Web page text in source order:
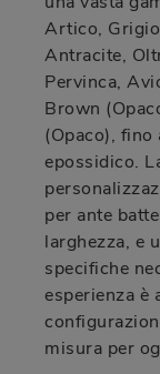
Artico,
Antracite,
Pervinca,
Brown
(Opaco),
epossidico.
per ante
larghezza, e
specifiche
esperienza è
misura per